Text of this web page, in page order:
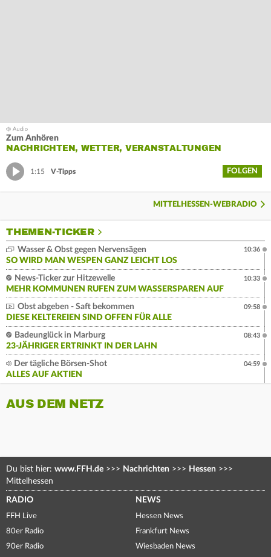
Zum Anhören
NACHRICHTEN, WETTER, VERANSTALTUNGEN
1:15 V-Tipps FOLGEN
MITTELHESSEN-WEBRADIO
THEMEN-TICKER
Wasser & Obst gegen Nervensägen
SO WIRD MAN WESPEN GANZ LEICHT LOS
10:36
News-Ticker zur Hitzewelle
MEHR KOMMUNEN RUFEN ZUM WASSERSPAREN AUF
10:33
Obst abgeben - Saft bekommen
DIESE KELTEREIEN SIND OFFEN FÜR ALLE
09:58
Badeunglück in Marburg
23-JÄHRIGER ERTRINKT IN DER LAHN
08:43
Der tägliche Börsen-Shot
ALLES AUF AKTIEN
04:59
AUS DEM NETZ
Du bist hier: www.FFH.de >>> Nachrichten >>> Hessen >>>
Mittelhessen
RADIO
FFH Live
80er Radio
90er Radio
NEWS
Hessen News
Frankfurt News
Wiesbaden News